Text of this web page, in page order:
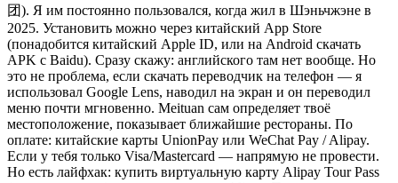
团). Я им постоянно пользовался, когда жил в Шэньчжэне в
2025. Установить можно через китайский App Store
(понадобится китайский Apple ID, или на Android скачать
APK с Baidu). Сразу скажу: английского там нет вообще. Но
это не проблема, если скачать переводчик на телефон — я
использовал Google Lens, наводил на экран и он переводил
меню почти мгновенно. Meituan сам определяет твоё
местоположение, показывает ближайшие рестораны. По
оплате: китайские карты UnionPay или WeChat Pay / Alipay.
Если у тебя только Visa/Mastercard — напрямую не провести.
Но есть лайфхак: купить виртуальную карту Alipay Tour Pass